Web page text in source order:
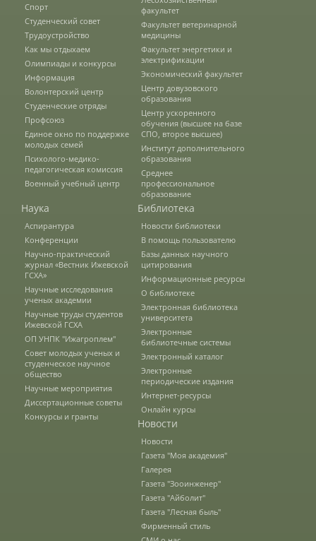
Конкурсы и вакансии
Контакты
Обратная связь
Банковские реквизиты
Наши услуги
Международная деятельность
Организации-партнеры
Договоры о сотрудничестве
Иностранным студентам
Спорт
Студенческий совет
Трудоустройство
Как мы отдыхаем
Олимпиады и конкурсы
Информация
Волонтерский центр
Студенческие отряды
Профсоюз
Единое окно по поддержке
молодых семей
Психолого-медико-
педагогическая комиссия
Военный учебный центр
факультет
Факультет ветеринарной
медицины
Факультет энергетики и
электрификации
Экономический факультет
Центр довузовского
образования
Центр ускоренного
обучения (высшее на базе
СПО, второе высшее)
Институт дополнительного
образования
Среднее
профессиональное
образование
Наука
Аспирантура
Конференции
Научно-практический
журнал «Вестник Ижевской
ГСХА»
Научные исследования
ученых академии
Научные труды студентов
Ижевской ГСХА
ОП УНПК "Ижагроплем"
Совет молодых ученых и
студенческое научное
общество
Научные мероприятия
Диссертационные советы
Конкурсы и гранты
Библиотека
Новости библиотеки
В помощь пользователю
Базы данных научного
цитирования
Информационные ресурсы
О библиотеке
Электронная библиотека
университета
Электронные
библиотечные системы
Электронный каталог
Электронные
периодические издания
Интернет-ресурсы
Онлайн курсы
Новости
Новости
Газета "Моя академия"
Галерея
Газета "Зооинженер"
Газета "Айболит"
Газета "Лесная быль"
Фирменный стиль